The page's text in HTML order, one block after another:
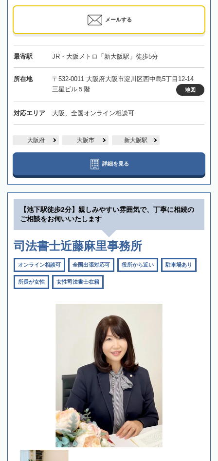
メールする
最寄駅 JR・大阪メトロ「新大阪駅」徒歩5分
所在地
〒532-0011 大阪府大阪市淀川区西中島5丁目12-14
三星ビル５階
地図
対応エリア 大阪、全国オンライン相談可
大阪府 大阪市 新大阪駅
詳細を見る
【池下駅徒歩2分】親しみやすい雰囲気で、丁寧に相続の
ご相談をお伺いいたします
司法書士近藤麻里事務所
オンライン相談可 全国出張対応可 役所から近い 駐車場あり
所長が女性 女性司法書士在籍